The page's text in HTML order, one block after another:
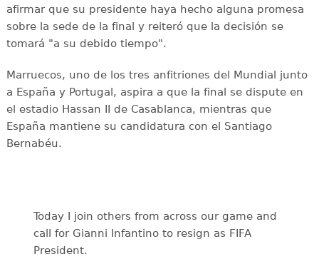
afirmar que su presidente haya hecho alguna promesa
sobre la sede de la final y reiteró que la decisión se
tomará "a su debido tiempo".
Marruecos, uno de los tres anfitriones del Mundial junto
a España y Portugal, aspira a que la final se dispute en
el estadio Hassan II de Casablanca, mientras que
España mantiene su candidatura con el Santiago
Bernabéu.
Today I join others from across our game and
call for Gianni Infantino to resign as FIFA
President.